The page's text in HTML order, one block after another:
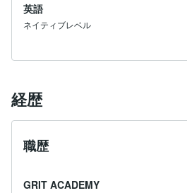
英語
ネイティブレベル
経歴
職歴
GRIT ACADEMY